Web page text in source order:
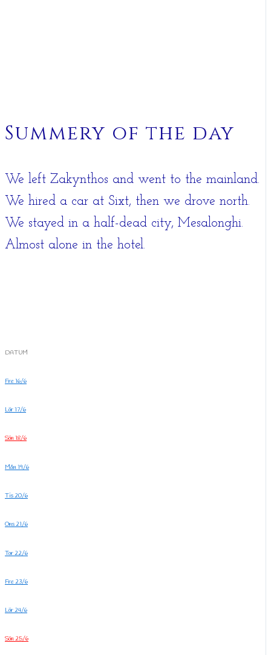
Summery of the day
We left Zakynthos and went to the mainland.
We hired a car at Sixt, then we drove north.
We stayed in a half-dead city, Mesalonghi.
Almost alone in the hotel.
DATUM
Fre 16/6
Lör 17/6
Sön 18/6
Mån 19/6
Tis 20/6
Ons 21/6
Tor 22/6
Fre 23/6
Lör 24/6
Sön 25/6